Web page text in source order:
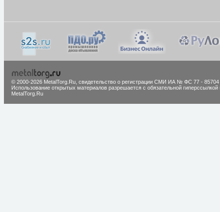
© 2000-2026 MetalTorg.Ru, cвидетельство о регистрации СМИ ИА № ФС 77 - 85704
Использование открытых материалов разрешается с обязательной гиперссылкой
MetalTorg.Ru